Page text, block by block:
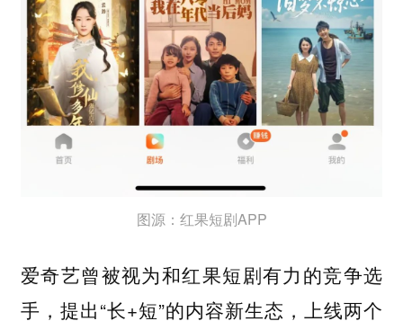
图源：红果短剧APP
爱奇艺曾被视为和红果短剧有力的竞争选
手， 提出“长+短”的内容新生态，上线两个